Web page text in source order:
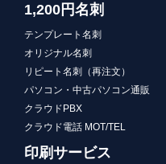
1,200円名刺
テンプレート名刺
オリジナル名刺
リピート名刺（再注文）
パソコン・中古パソコン通販
クラウドPBX
クラウド電話 MOT/TEL
印刷サービス